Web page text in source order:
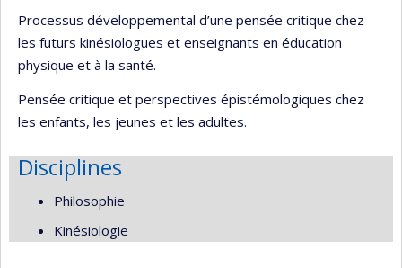
Processus développemental d’une pensée critique chez
les futurs kinésiologues et enseignants en éducation
physique et à la santé.
Pensée critique et perspectives épistémologiques chez
les enfants, les jeunes et les adultes.
Disciplines
Philosophie
Kinésiologie